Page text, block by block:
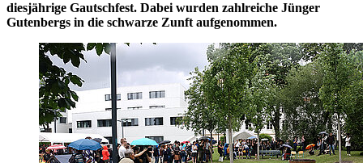
diesjährige Gautschfest. Dabei wurden zahlreiche Jünger
Gutenbergs in die schwarze Zunft aufgenommen.